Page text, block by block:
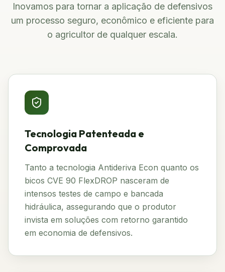
Inovamos para tornar a aplicação de defensivos
um processo seguro, econômico e eficiente para
o agricultor de qualquer escala.
Tecnologia Patenteada e
Comprovada
Tanto a tecnologia Antideriva Econ quanto os
bicos CVE 90 FlexDROP nasceram de
intensos testes de campo e bancada
hidráulica, assegurando que o produtor
invista em soluções com retorno garantido
em economia de defensivos.